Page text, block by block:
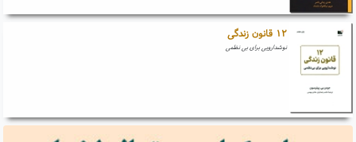
۱۲ قانون زندگی
نوشدارویی برای بی نظمی